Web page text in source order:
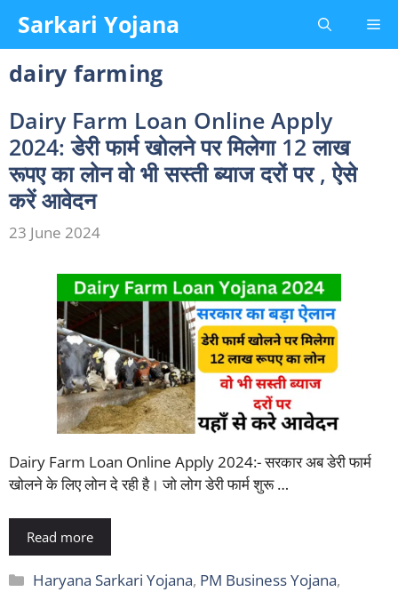
content
Sarkari Yojana
dairy farming
Dairy Farm Loan Online Apply
2024: डेरी फार्म खोलने पर मिलेगा 12 लाख
रूपए का लोन वो भी सस्ती ब्याज दरों पर , ऐसे
करें आवेदन
23 June 2024
Dairy Farm Loan Online Apply 2024:- सरकार अब डेरी फार्म
खोलने के लिए लोन दे रही है। जो लोग डेरी फार्म शुरू …
Read more
Categories
Haryana Sarkari Yojana, PM Business Yojana,